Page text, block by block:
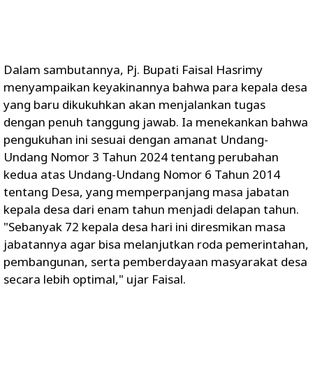
Dalam sambutannya, Pj. Bupati Faisal Hasrimy
menyampaikan keyakinannya bahwa para kepala desa
yang baru dikukuhkan akan menjalankan tugas
dengan penuh tanggung jawab. Ia menekankan bahwa
pengukuhan ini sesuai dengan amanat Undang-
Undang Nomor 3 Tahun 2024 tentang perubahan
kedua atas Undang-Undang Nomor 6 Tahun 2014
tentang Desa, yang memperpanjang masa jabatan
kepala desa dari enam tahun menjadi delapan tahun.
"Sebanyak 72 kepala desa hari ini diresmikan masa
jabatannya agar bisa melanjutkan roda pemerintahan,
pembangunan, serta pemberdayaan masyarakat desa
secara lebih optimal," ujar Faisal.